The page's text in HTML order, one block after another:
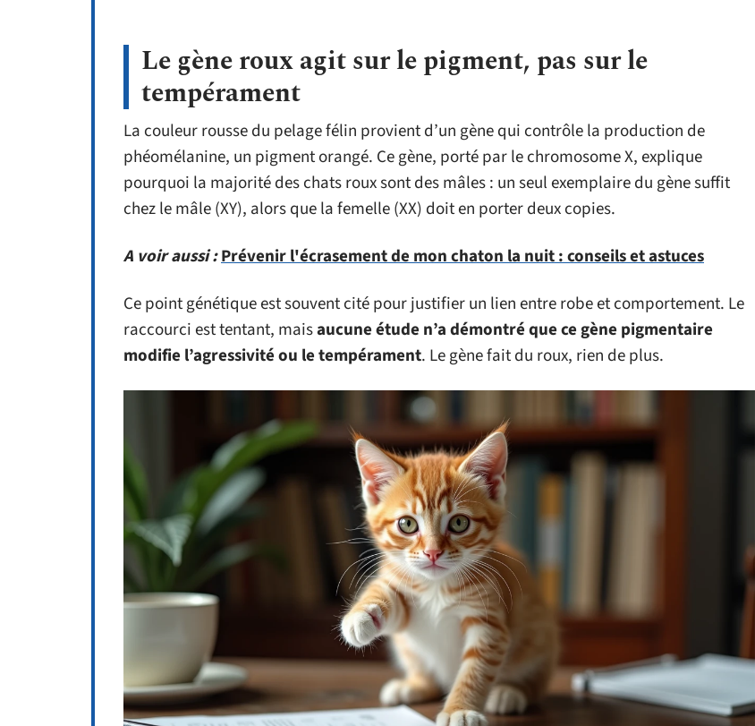
Le gène roux agit sur le pigment, pas sur le
tempérament
La couleur rousse du pelage félin provient d’un gène qui contrôle la production de
phéomélanine, un pigment orangé. Ce gène, porté par le chromosome X, explique
pourquoi la majorité des chats roux sont des mâles : un seul exemplaire du gène suffit
chez le mâle (XY), alors que la femelle (XX) doit en porter deux copies.
A voir aussi :Prévenir l'écrasement de mon chaton la nuit : conseils et astuces
Ce point génétique est souvent cité pour justifier un lien entre robe et comportement. Le
raccourci est tentant, maisaucune étude n’a démontré que ce gène pigmentaire
modifie l’agressivité ou le tempérament. Le gène fait du roux, rien de plus.